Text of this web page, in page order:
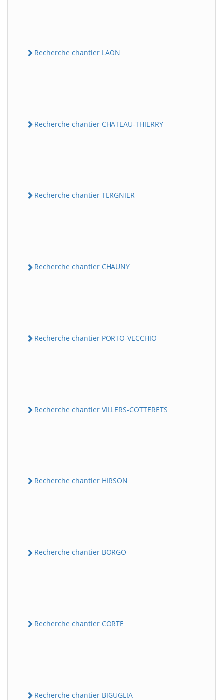
Recherche chantier LAON
Recherche chantier CHATEAU-THIERRY
Recherche chantier TERGNIER
Recherche chantier CHAUNY
Recherche chantier PORTO-VECCHIO
Recherche chantier VILLERS-COTTERETS
Recherche chantier HIRSON
Recherche chantier BORGO
Recherche chantier CORTE
Recherche chantier BIGUGLIA